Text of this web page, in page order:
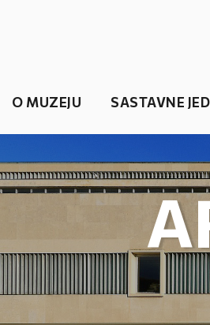
O MUZEJU SASTAVNE